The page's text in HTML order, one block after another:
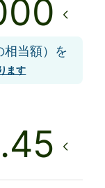
当額）を
ます